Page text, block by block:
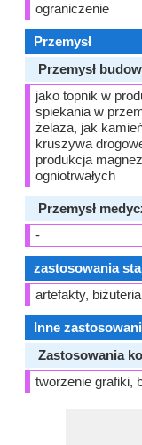
ograniczenie
Przemysł
Przemysł
jako topnik w
spiekania w
żelaza, jak
kruszywa
produkcja
ogniotrwałych
Przemysł
-
zastosowania
artefakty,
Inne
Zastosowania
tworzenie grafiki,